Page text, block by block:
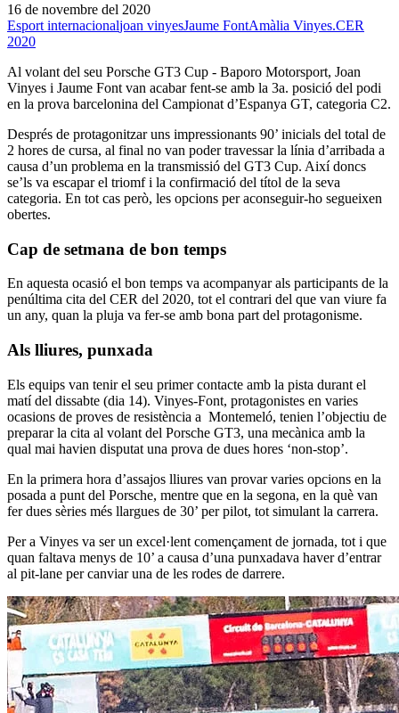
16 de novembre del 2020
Esport internacionaljoan vinyesJaume FontAmàlia Vinyes.CER
2020
Al volant del seu Porsche GT3 Cup - Baporo Motorsport, Joan
Vinyes i Jaume Font van acabar fent-se amb la 3a. posició del podi
en la prova barcelonina del Campionat d’Espanya GT, categoria C2.
Després de protagonitzar uns impressionants 90’ inicials del total de
2 hores de cursa, al final no van poder travessar la línia d’arribada a
causa d’un problema en la transmissió del GT3 Cup. Així doncs
se’ls va escapar el triomf i la confirmació del títol de la seva
categoria. En tot cas però, les opcions per aconseguir-ho segueixen
obertes.
Cap de setmana de bon temps
En aquesta ocasió el bon temps va acompanyar als participants de la
penúltima cita del CER del 2020, tot el contrari del que van viure fa
un any, quan la pluja va fer-se amb bona part del protagonisme.
Als lliures, punxada
Els equips van tenir el seu primer contacte amb la pista durant el
matí del dissabte (dia 14). Vinyes-Font, protagonistes en varies
ocasions de proves de resistència a Montemeló, tenien l’objectiu de
preparar la cita al volant del Porsche GT3, una mecànica amb la
qual mai havien disputat una prova de dues hores ‘non-stop’.
En la primera hora d’assajos lliures van provar varies opcions en la
posada a punt del Porsche, mentre que en la segona, en la què van
fer dues sèries més llargues de 30’ per pilot, tot simulant la carrera.
Per a Vinyes va ser un excel·lent començament de jornada, tot i que
quan faltava menys de 10’ a causa d’una punxadava haver d’entrar
al pit-lane per canviar una de les rodes de darrere.